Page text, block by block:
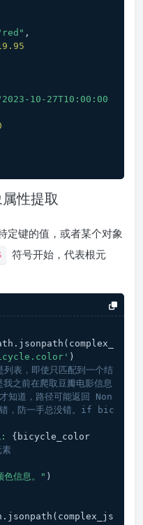
,
10-27T10:00:00
性提取
定键的值，或者某个对象
符号开始，代表根元
)
表，即使只匹配到一个结
之前在爬取豆瓣电影信息
知道，路径可能返回 Non
错，防一手总没错。if bic
: {bicycle_color
色信息。" )